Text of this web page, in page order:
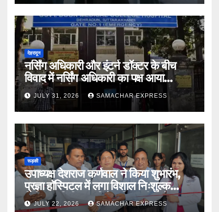
देहरादून
नर्सिंग अधिकारी और इंटर्न डॉक्टर के बीच
विवाद में नर्सिंग अधिकारी का पक्ष आया
सामने,करी निष्पक्ष जांच की मांग
JULY 31, 2026 SAMACHAR EXPRESS
रूड़की
उपाध्यक्ष देशराज कर्णवाल ने किया शुभारंभ,
प्रज्ञा हॉस्पिटल में लगा विशाल निःशुल्क
चिकित्सा शिविर डॉ दिनेश त्रिपाठी बोले मानव
JULY 22, 2026 SAMACHAR EXPRESS